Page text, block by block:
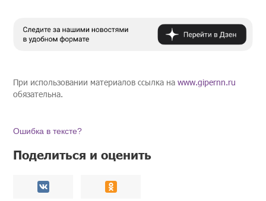
При использовании материалов ссылка наwww.gipernn.ru
обязательна.
Ошибка в тексте?
Поделиться и оценить